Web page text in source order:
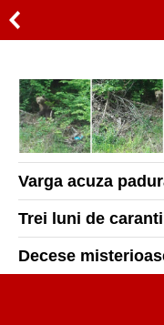
Varga acuza
Trei luni de
Decese